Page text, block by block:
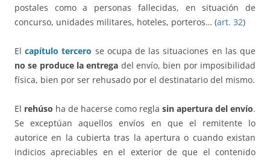
postales como a personas fallecidas, en situación de
concurso, unidades militares, hoteles, porteros… (art. 32)
Elcapítulo tercero se ocupa de las situaciones en las que
no se produce la entrega del envío, bien por imposibilidad
física, bien por ser rehusado por el destinatario del mismo.
El rehúso ha de hacerse como regla sin apertura del envío.
Se exceptúan aquellos envíos en que el remitente lo
autorice en la cubierta tras la apertura o cuando existan
indicios apreciables en el exterior de que el contenido